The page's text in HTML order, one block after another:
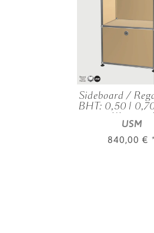
Sideboard /
BHT: 0,50 |
m, 1 KL,
Farben
USM
840,00 € *